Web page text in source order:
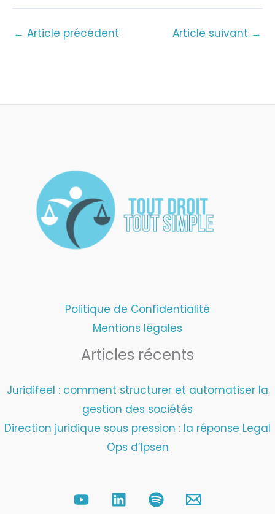
← Article précédent Article suivant →
Politique de Confidentialité
Mentions légales
Articles récents
Juridifeel : comment structurer et automatiser la
gestion des sociétés
Direction juridique sous pression : la réponse Legal
Ops d’Ipsen